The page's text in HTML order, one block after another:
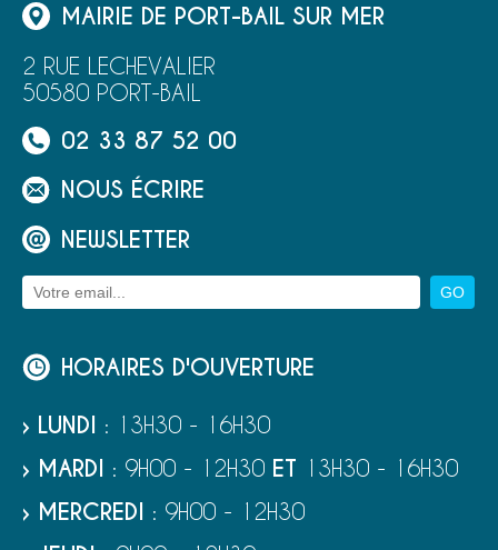
MAIRIE DE PORT-BAIL SUR MER
2 RUE LECHEVALIER
50580 PORT-BAIL
02 33 87 52 00
NOUS ÉCRIRE
NEWSLETTER
HORAIRES D'OUVERTURE
› LUNDI : 13H30 - 16H30
› MARDI : 9H00 - 12H30 ET 13H30 - 16H30
› MERCREDI : 9H00 - 12H30